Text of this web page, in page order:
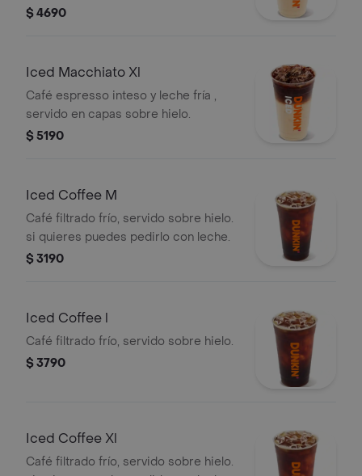
$ 4690
Iced Macchiato Xl
Café espresso inteso y leche fría ,
servido en capas sobre hielo.
$ 5190
Iced Coffee M
Café filtrado frío, servido sobre hielo.
si quieres puedes pedirlo con leche.
$ 3190
Iced Coffee l
Café filtrado frío, servido sobre hielo.
$ 3790
Iced Coffee Xl
Café filtrado frío, servido sobre hielo.